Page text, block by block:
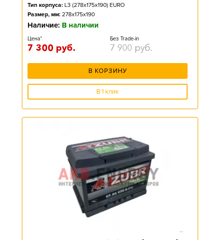
Тип корпуса: L3 (278x175x190) EURO
Размер, мм: 278x175x190
Наличие: В наличии
Цена*
7 300 руб.
Без Trade-in
7 900 руб.
В КОРЗИНУ
В 1 клик